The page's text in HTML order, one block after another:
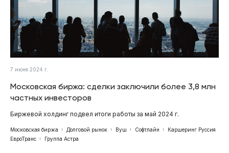
7 июня 2024 г.
Московская биржа: сделки заключили более 3,8 млн
частных инвесторов
Биржевой холдинг подвел итоги работы за май 2024 г.
Московская биржа Долговой рынок Вуш Софтлайн
Каршеринг Руссия
ЕвроТранс
Группа Астра